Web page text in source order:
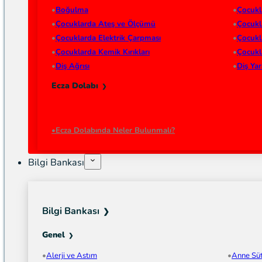
Boğulma
Çocuklarda Ateş ve Ölçümü
Çocuklarda Elektrik Çarpması
Çocuklarda Kemik Kırıkları
Diş Ağrısı
Diş
Ecza Dolabı
Ecza Dolabında Neler Bulunmalı?
Bilgi Bankası
Bilgi Bankası
Genel
Alerji ve Astım
Anne